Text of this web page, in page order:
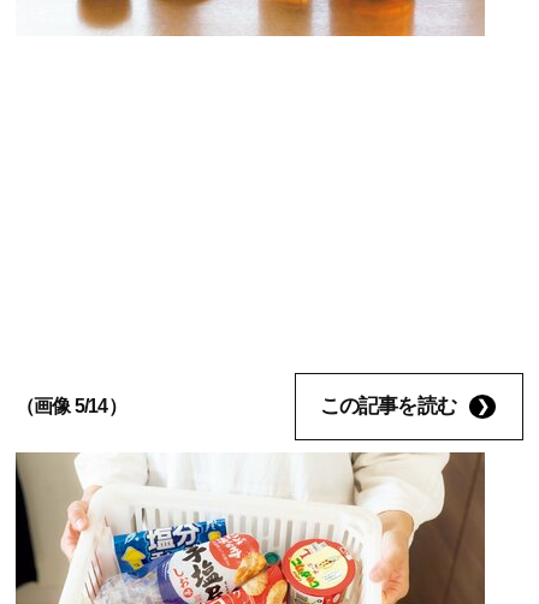
（画像 5/14） この記事を読む